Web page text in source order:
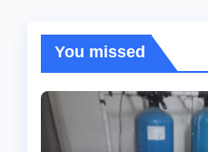
You missed